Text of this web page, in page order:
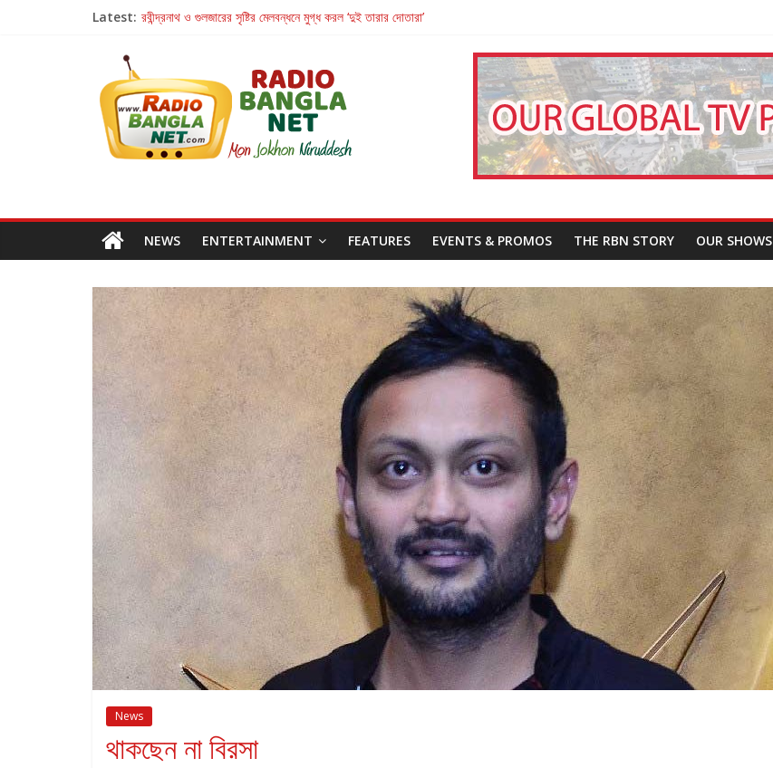
Latest: হাওয়া বদলের টলিউডে ‘তুমি এলে তাই’
জগন্নাথমঙ্গলম্ — বাংলায় প্রথমবার মঞ্চে এবার রথযাত্রার উদযাপন
Retribution: A Thought-Provoking Short Film That Challenges Our Understanding of Justice
NEWS ENTERTAINMENT FEATURES EVENTS & PROMOS THE RBN STORY OUR SHOWS
News
থাকছেন না বিরসা